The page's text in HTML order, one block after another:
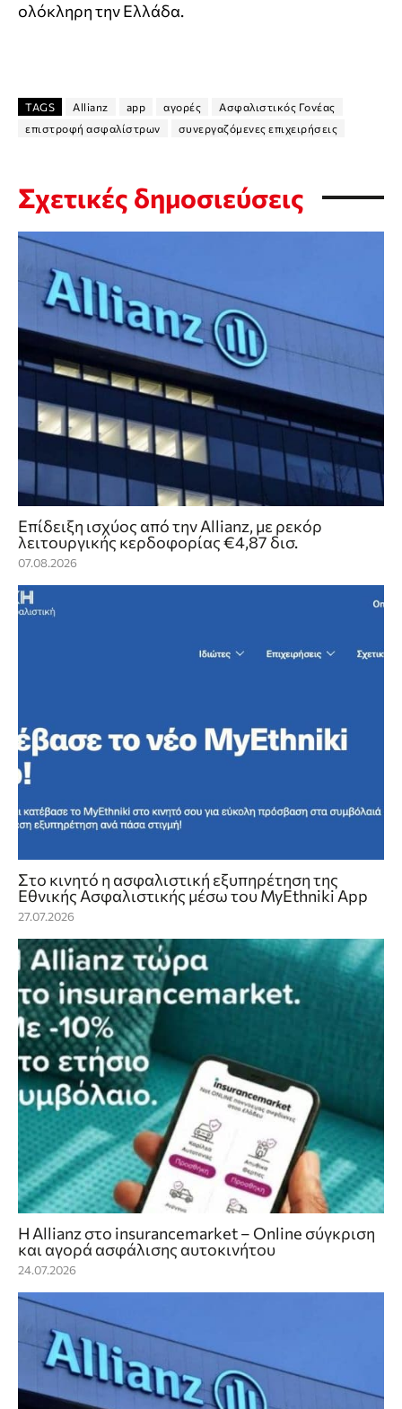
ολόκληρη την Ελλάδα.
TAGS Allianz app αγορές
Ασφαλιστικός Γονέας
επιστροφή ασφαλίστρων
συνεργαζόμενες επιχειρήσεις
Σχετικές δημοσιεύσεις
Επίδειξη ισχύος από την Allianz, με ρεκόρ
λειτουργικής κερδοφορίας €4,87 δισ.
07.08.2026
Στο κινητό η ασφαλιστική εξυπηρέτηση της
Εθνικής Ασφαλιστικής μέσω του MyEthniki App
27.07.2026
Η Allianz στο insurancemarket – Online σύγκριση
και αγορά ασφάλισης αυτοκινήτου
24.07.2026